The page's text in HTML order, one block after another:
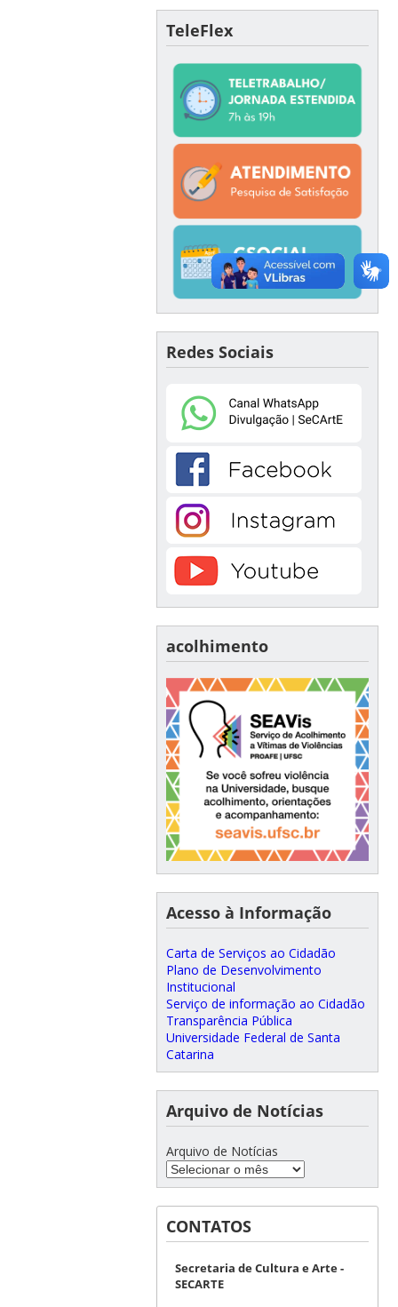
TeleFlex
Redes Sociais
acolhimento
Acesso à Informação
Carta de Serviços ao Cidadão
Plano de Desenvolvimento
Institucional
Serviço de informação ao Cidadão
Transparência Pública
Universidade Federal de Santa
Catarina
Arquivo de Notícias
Arquivo de Notícias
CONTATOS
Secretaria de Cultura e Arte -
SECARTE